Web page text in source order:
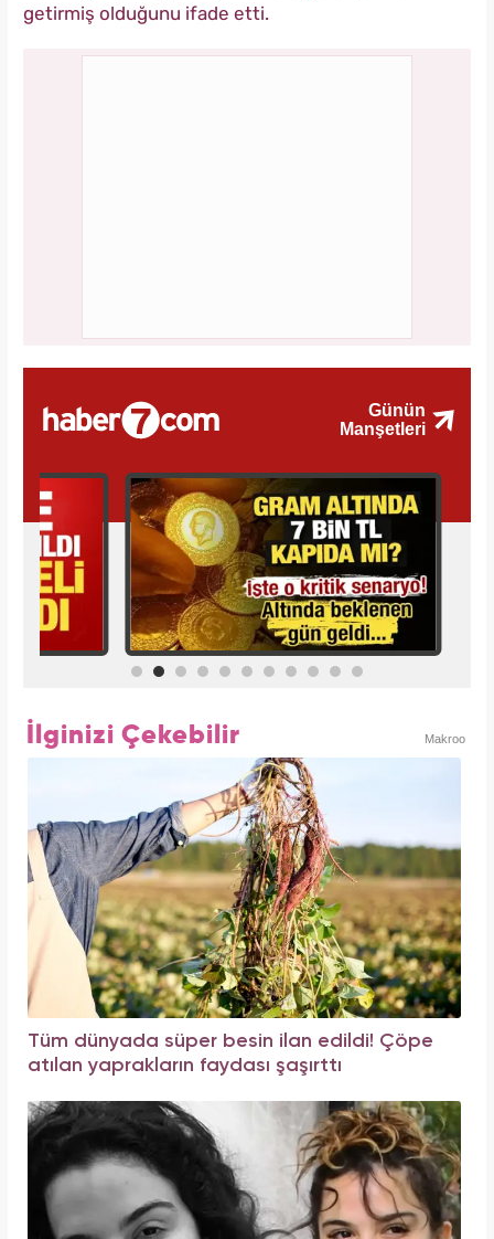
getirmiş olduğunu ifade etti.
İlginizi Çekebilir Makroo
Tüm dünyada süper besin ilan edildi! Çöpe
atılan yaprakların faydası şaşırttı